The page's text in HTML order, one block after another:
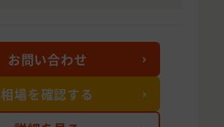
お問い合わせ
相場を確認する